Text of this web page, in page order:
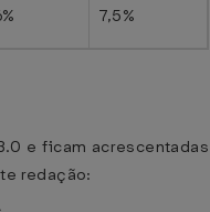
7,5%
e ficam acrescentadas
redação: